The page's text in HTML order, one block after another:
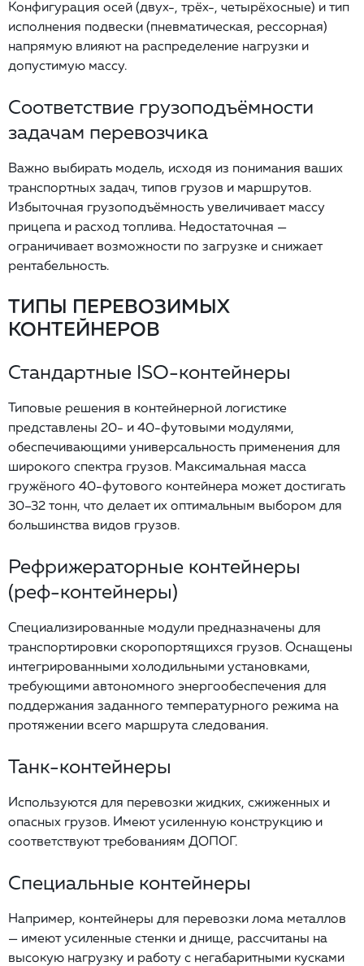
Конфигурация осей (двух-, трёх-, четырёхосные) и тип
исполнения подвески (пневматическая, рессорная)
напрямую влияют на распределение нагрузки и
допустимую массу.
Соответствие грузоподъёмности
задачам перевозчика
Важно выбирать модель, исходя из понимания ваших
транспортных задач, типов грузов и маршрутов.
Избыточная грузоподъёмность увеличивает массу
прицепа и расход топлива. Недостаточная —
ограничивает возможности по загрузке и снижает
рентабельность.
ТИПЫ ПЕРЕВОЗИМЫХ
КОНТЕЙНЕРОВ
Стандартные ISO-контейнеры
Типовые решения в контейнерной логистике
представлены 20- и 40-футовыми модулями,
обеспечивающими универсальность применения для
широкого спектра грузов. Максимальная масса
гружёного 40-футового контейнера может достигать
30–32 тонн, что делает их оптимальным выбором для
большинства видов грузов.
Рефрижераторные контейнеры
(реф-контейнеры)
Специализированные модули предназначены для
транспортировки скоропортящихся грузов. Оснащены
интегрированными холодильными установками,
требующими автономного энергообеспечения для
поддержания заданного температурного режима на
протяжении всего маршрута следования.
Танк-контейнеры
Используются для перевозки жидких, сжиженных и
опасных грузов. Имеют усиленную конструкцию и
соответствуют требованиям ДОПОГ.
Специальные контейнеры
Например, контейнеры для перевозки лома металлов
— имеют усиленные стенки и днище, рассчитаны на
высокую нагрузку и работу с негабаритными кусками